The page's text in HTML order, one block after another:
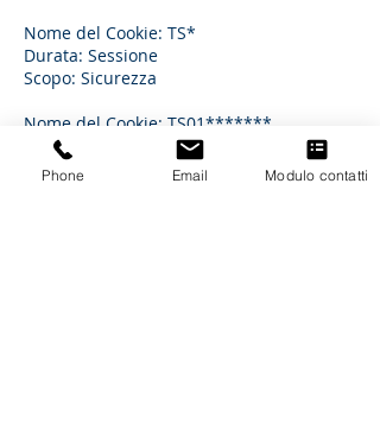
Nome del Cookie: TS*
Durata: Sessione
Scopo: Sicurezza
Nome del Cookie: TS01*******
Durata: Sessione
Scopo: Sicurezza
Phone Email Modulo contatti